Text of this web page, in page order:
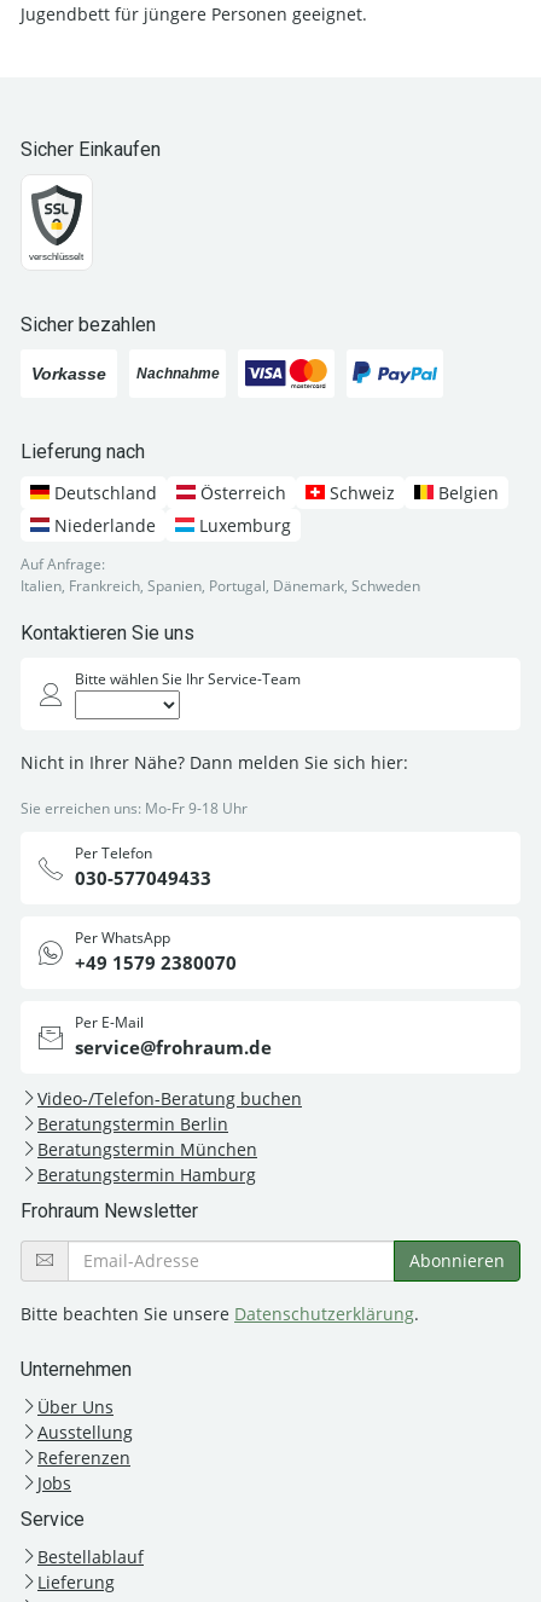
Jugendbett für jüngere Personen geeignet.
Sicher Einkaufen
Sicher bezahlen
Lieferung nach
Deutschland
Österreich Schweiz
Belgien
Niederlande
Luxemburg
Auf Anfrage:
Italien, Frankreich, Spanien, Portugal, Dänemark, Schweden
Kontaktieren Sie uns
Bitte wählen Sie Ihr Service-Team
Nicht in Ihrer Nähe? Dann melden Sie sich hier:
Sie erreichen uns: Mo-Fr 9-18 Uhr
Per Telefon
030-577049433
Per WhatsApp
+49 1579 2380070
Per E-Mail
service@frohraum.de
Video-/Telefon-Beratung buchen
Beratungstermin Berlin
Beratungstermin München
Beratungstermin Hamburg
Frohraum Newsletter
Bitte beachten Sie unsere Datenschutzerklärung.
Unternehmen
Über Uns
Ausstellung
Referenzen
Jobs
Service
Bestellablauf
Lieferung